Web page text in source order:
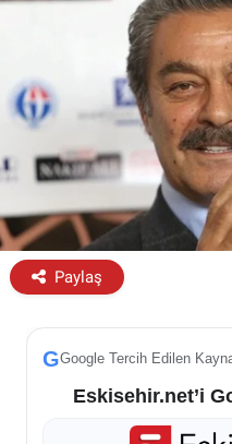
Paylaş
GGoogle Tercih Edilen
Eskisehir.net’i
Eskişehir Haber
Eskişehir Hava
Eskişehir Tramvay
Eskişehir Otobüs